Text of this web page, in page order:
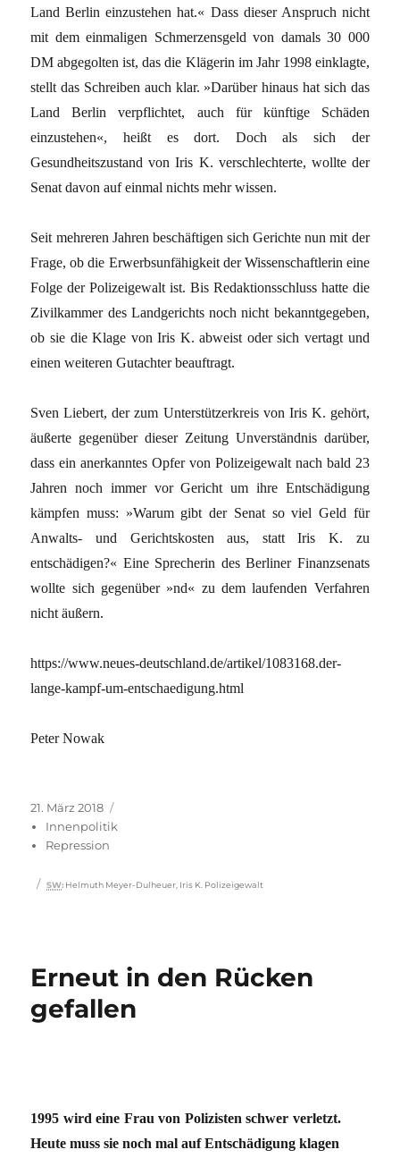
Land Berlin einzustehen hat.« Dass dieser Anspruch nicht
mit dem einmaligen Schmerzensgeld von damals 30 000
DM abgegolten ist, das die Klägerin im Jahr 1998 einklagte,
stellt das Schreiben auch klar. »Darüber hinaus hat sich das
Land Berlin verpflichtet, auch für künftige Schäden
einzustehen«, heißt es dort. Doch als sich der
Gesundheitszustand von Iris K. verschlechterte, wollte der
Senat davon auf einmal nichts mehr wissen.
Seit mehreren Jahren beschäftigen sich Gerichte nun mit der
Frage, ob die Erwerbsunfähigkeit der Wissenschaftlerin eine
Folge der Polizeigewalt ist. Bis Redaktionsschluss hatte die
Zivilkammer des Landgerichts noch nicht bekanntgegeben,
ob sie die Klage von Iris K. abweist oder sich vertagt und
einen weiteren Gutachter beauftragt.
Sven Liebert, der zum Unterstützerkreis von Iris K. gehört,
äußerte gegenüber dieser Zeitung Unverständnis darüber,
dass ein anerkanntes Opfer von Polizeigewalt nach bald 23
Jahren noch immer vor Gericht um ihre Entschädigung
kämpfen muss: »Warum gibt der Senat so viel Geld für
Anwalts- und Gerichtskosten aus, statt Iris K. zu
entschädigen?« Eine Sprecherin des Berliner Finanzsenats
wollte sich gegenüber »nd« zu dem laufenden Verfahren
nicht äußern.
https://www.neues-deutschland.de/artikel/1083168.der-
lange-kampf-um-entschaedigung.html
Peter Nowak
Veröffentlicht
am
21. März 2018
Innenpolitik
Repression
Schlagwörter
SW: Helmuth Meyer-Dulheuer, Iris K. Polizeigewalt
Erneut in den Rücken
gefallen
1995 wird eine Frau von Polizisten schwer verletzt.
Heute muss sie noch mal auf Entschädigung klagen